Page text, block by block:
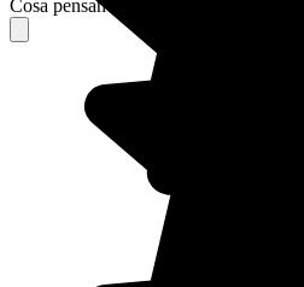
Cosa pensano i nostri viaggiatori del